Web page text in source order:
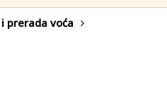
prerada voća